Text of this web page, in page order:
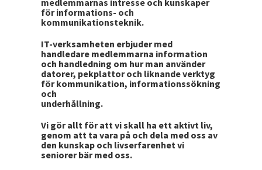
medlemmarnas intresse och kunskaper
för informations- och
kommunikationsteknik.
IT-verksamheten erbjuder med
handledare medlemmarna information
och handledning om hur man använder
datorer, pekplattor och liknande verktyg
för kommunikation, informationssökning
och
underhållning.
Vi gör allt för att vi skall ha ett aktivt liv,
genom att ta vara på och dela med oss av
den kunskap och livserfarenhet vi
seniorer bär med oss.